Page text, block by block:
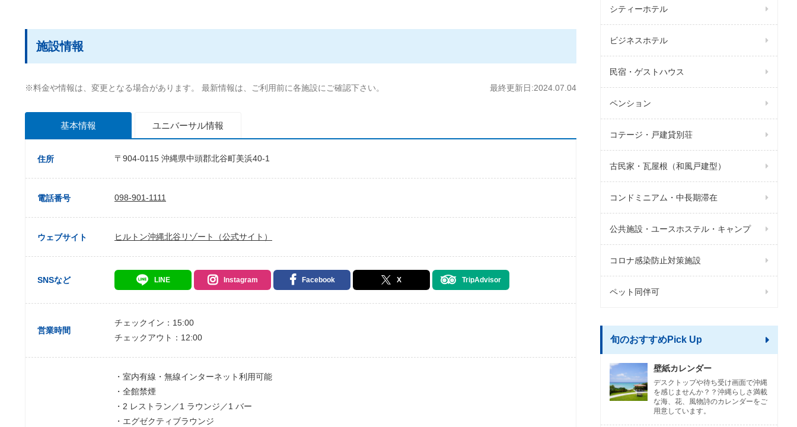
施設情報
※料金や情報は、変更となる場合があります。 最新情報は、ご利用前に各施設にご確認下さい。 最終更新日:2024.07.04
基本情報 ユニバーサル情報
住所 〒904-0115 沖縄県中頭郡北谷町美浜40-1
電話番号 098-901-1111
ウェブサイト ヒルトン沖縄北谷リゾート（公式サイト）
SNSなど LINE Instagram Facebook X TripAdvisor
営業時間
チェックイン：15:00
チェックアウト：12:00
・室内有線・無線インターネット利用可能
・全館禁煙
・2 レストラン／1 ラウンジ／1 バー
・エグゼクティブラウンジ
シティーホテル
ビジネスホテル
民宿・ゲストハウス
ペンション
コテージ・戸建貸別荘
古民家・瓦屋根（和風戸建型）
コンドミニアム・中長期滞在
公共施設・ユースホステル・キャンプ
コロナ感染防止対策施設
ペット同伴可
旬のおすすめPick Up
壁紙カレンダー
デスクトップや待ち受け画面で沖縄
を感じませんか？？沖縄らしさ満載
な海、花、風物詩のカレンダーをご
用意しています。